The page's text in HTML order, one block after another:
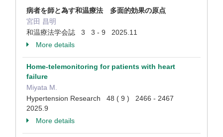
病者を師と為す和温療法 多面的効果の原点
宮田 昌明
和温療法学会誌 3 3 - 9 2025.11
More details
Home-telemonitoring for patients with heart
failure
Miyata M.
Hypertension Research 48 ( 9 ) 2466 - 2467
2025.9
More details